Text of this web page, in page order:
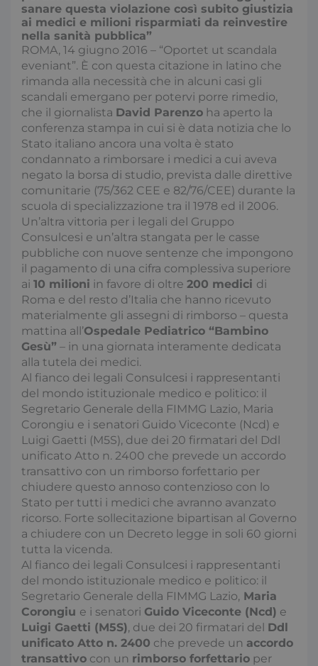
sanare questa violazione così subito giustizia
ai medici e milioni risparmiati da reinvestire
nella sanità pubblica”
ROMA, 14 giugno 2016 – “Oportet ut scandala
eveniant”. È con questa citazione in latino che
rimanda alla necessità che in alcuni casi gli
scandali emergano per potervi porre rimedio,
che il giornalista David Parenzo ha aperto la
conferenza stampa in cui si è data notizia che lo
Stato italiano ancora una volta è stato
condannato a rimborsare i medici a cui aveva
negato la borsa di studio, prevista dalle direttive
comunitarie (75/362 CEE e 82/76/CEE) durante la
scuola di specializzazione tra il 1978 ed il 2006.
Un’altra vittoria per i legali del Gruppo
Consulcesi e un’altra stangata per le casse
pubbliche con nuove sentenze che impongono
il pagamento di una cifra complessiva superiore
ai 10 milioni in favore di oltre 200 medici di
Roma e del resto d’Italia che hanno ricevuto
materialmente gli assegni di rimborso – questa
mattina all’Ospedale Pediatrico “Bambino
Gesù” – in una giornata interamente dedicata
alla tutela dei medici.
Al fianco dei legali Consulcesi i rappresentanti
del mondo istituzionale medico e politico: il
Segretario Generale della FIMMG Lazio, Maria
Corongiu e i senatori Guido Viceconte (Ncd) e
Luigi Gaetti (M5S), due dei 20 firmatari del Ddl
unificato Atto n. 2400 che prevede un accordo
transattivo con un rimborso forfettario per
chiudere questo annoso contenzioso con lo
Stato per tutti i medici che avranno avanzato
ricorso. Forte sollecitazione bipartisan al Governo
a chiudere con un Decreto legge in soli 60 giorni
tutta la vicenda.
Al fianco dei legali Consulcesi i rappresentanti
del mondo istituzionale medico e politico: il
Segretario Generale della FIMMG Lazio, Maria
Corongiu e i senatori Guido Viceconte (Ncd) e
Luigi Gaetti (M5S), due dei 20 firmatari del Ddl
unificato Atto n. 2400 che prevede un accordo
transattivo con un rimborso forfettario per